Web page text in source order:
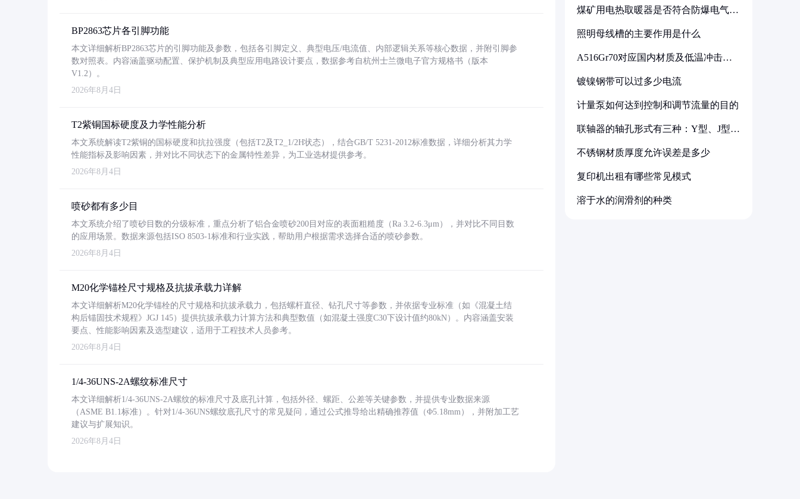
BP2863芯片各引脚功能
本文详细解析BP2863芯片的引脚功能及参数，包括各引脚定义、典型电压/电流值、内部逻辑关系等核心数据，并附引脚参
数对照表。内容涵盖驱动配置、保护机制及典型应用电路设计要点，数据参考自杭州士兰微电子官方规格书（版本
V1.2）。
2026年8月4日
T2紫铜国标硬度及力学性能分析
本文系统解读T2紫铜的国标硬度和抗拉强度（包括T2及T2_1/2H状态），结合GB/T 5231-2012标准数据，详细分析其力学
性能指标及影响因素，并对比不同状态下的金属特性差异，为工业选材提供参考。
2026年8月4日
喷砂都有多少目
本文系统介绍了喷砂目数的分级标准，重点分析了铝合金喷砂200目对应的表面粗糙度（Ra 3.2-6.3μm），并对比不同目数
的应用场景。数据来源包括ISO 8503-1标准和行业实践，帮助用户根据需求选择合适的喷砂参数。
2026年8月4日
M20化学锚栓尺寸规格及抗拔承载力详解
本文详细解析M20化学锚栓的尺寸规格和抗拔承载力，包括螺杆直径、钻孔尺寸等参数，并依据专业标准（如《混凝土结
构后锚固技术规程》JGJ 145）提供抗拔承载力计算方法和典型数值（如混凝土强度C30下设计值约80kN）。内容涵盖安装
要点、性能影响因素及选型建议，适用于工程技术人员参考。
2026年8月4日
1/4-36UNS-2A螺纹标准尺寸
本文详细解析1/4-36UNS-2A螺纹的标准尺寸及底孔计算，包括外径、螺距、公差等关键参数，并提供专业数据来源
（ASME B1.1标准）。针对1/4-36UNS螺纹底孔尺寸的常见疑问，通过公式推导给出精确推荐值（Φ5.18mm），并附加工艺
建议与扩展知识。
2026年8月4日
煤矿用电热取暖器是否符合防爆电气设
照明母线槽的主要作用是什么
A516Gr70对应国内材质及低温冲击要
镀镍钢带可以过多少电流
计量泵如何达到控制和调节流量的目的
联轴器的轴孔形式有三种：Y型、J型、
不锈钢材质厚度允许误差是多少
复印机出租有哪些常见模式
溶于水的润滑剂的种类